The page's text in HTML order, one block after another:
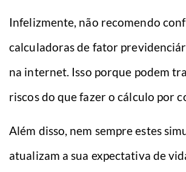
Infelizmente, não recomendo
calculadoras de fator
na internet. Isso porque podem
riscos do que fazer o cálculo por
Além disso, nem sempre estes
atualizam a sua expectativa de